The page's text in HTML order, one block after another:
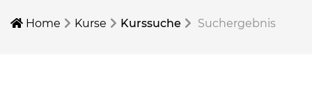
Home Kurse Kurssuche Suchergebnis